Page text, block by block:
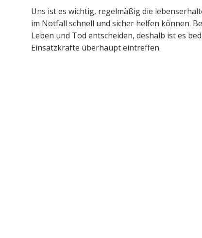
Uns ist es wichtig, regelmäßig die
im Notfall schnell und sicher helfen können.
Leben und Tod entscheiden, deshalb ist es
Einsatzkräfte überhaupt eintreffen.